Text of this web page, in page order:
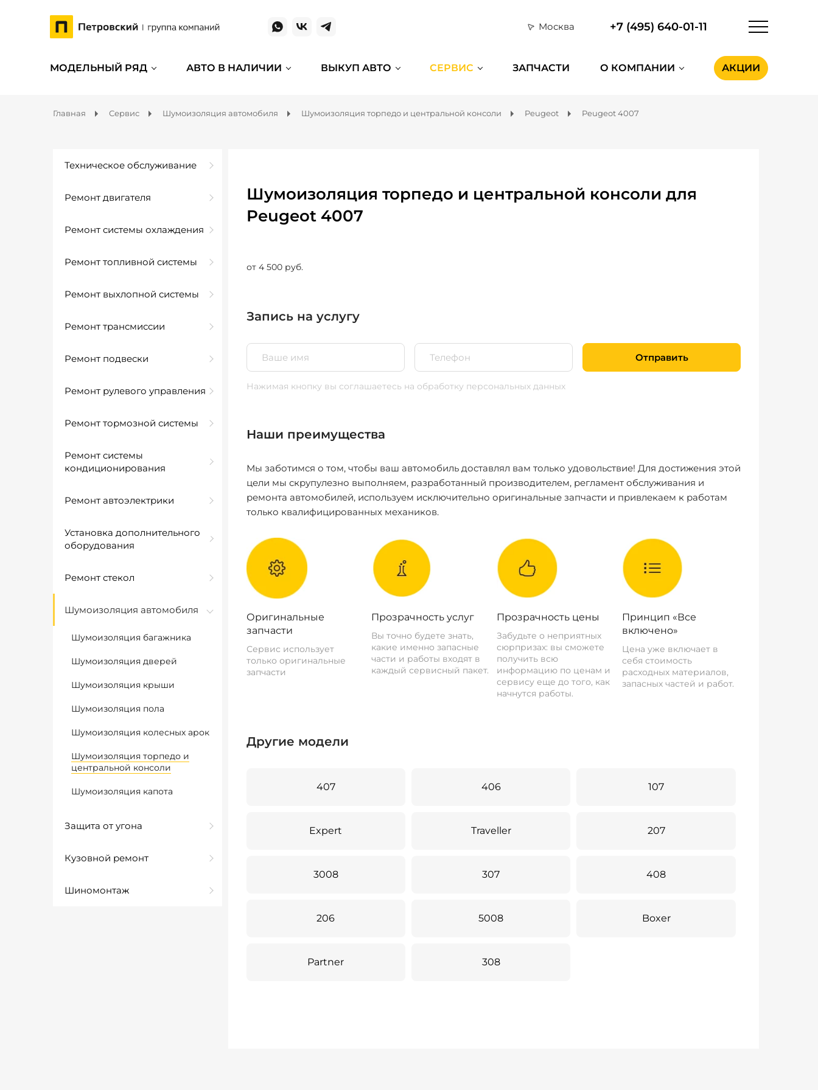
Москва +7 (495) 640-01-11
МОДЕЛЬНЫЙ РЯД АВТО В НАЛИЧИИ ВЫКУП АВТО СЕРВИС ЗАПЧАСТИ О КОМПАНИИ АКЦИИ
Главная Сервис Шумоизоляция автомобиля Шумоизоляция торпедо и центральной консоли Peugeot Peugeot 4007
Техническое обслуживание
Ремонт двигателя
Ремонт системы охлаждения
Ремонт топливной системы
Ремонт выхлопной системы
Ремонт трансмиссии
Ремонт подвески
Ремонт рулевого управления
Ремонт тормозной системы
Ремонт системы
кондиционирования
Ремонт автоэлектрики
Установка дополнительного
оборудования
Ремонт стекол
Шумоизоляция автомобиля
Шумоизоляция багажника
Шумоизоляция дверей
Шумоизоляция крыши
Шумоизоляция пола
Шумоизоляция колесных арок
Шумоизоляция торпедо и
центральной консоли
Шумоизоляция капота
Защита от угона
Кузовной ремонт
Шиномонтаж
Шумоизоляция торпедо и центральной консоли для
Peugeot 4007
от 4 500 руб.
Запись на услугу
Отправить
Нажимая кнопку вы соглашаетесь на обработку персональных данных
Наши преимущества
Мы заботимся о том, чтобы ваш автомобиль доставлял вам только удовольствие! Для достижения этой
цели мы скрупулезно выполняем, разработанный производителем, регламент обслуживания и
ремонта автомобилей, используем исключительно оригинальные запчасти и привлекаем к работам
только квалифицированных механиков.
Оригинальные
запчасти
Сервис использует
только оригинальные
запчасти
Прозрачность услуг
Вы точно будете знать,
какие именно запасные
части и работы входят в
каждый сервисный пакет.
Прозрачность цены
Забудьте о неприятных
сюрпризах: вы сможете
получить всю
информацию по ценам и
сервису еще до того, как
начнутся работы.
Принцип «Все
включено»
Цена уже включает в
себя стоимость
расходных материалов,
запасных частей и работ.
Другие модели
407 406 107
Expert Traveller 207
3008 307 408
206 5008 Boxer
Partner 308